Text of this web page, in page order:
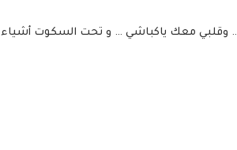
وقلبي معك ياكباشي … و تحت السكوت أشياء